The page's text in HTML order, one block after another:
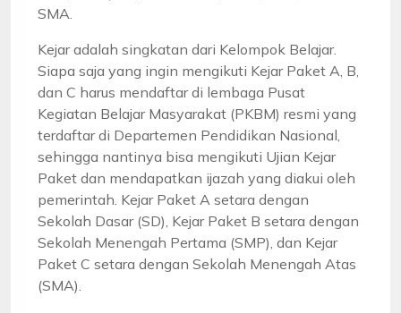
SMA.
Kejar adalah singkatan dari Kelompok Belajar.
Siapa saja yang ingin mengikuti Kejar Paket A, B,
dan C harus mendaftar di lembaga Pusat
Kegiatan Belajar Masyarakat (PKBM) resmi yang
terdaftar di Departemen Pendidikan Nasional,
sehingga nantinya bisa mengikuti Ujian Kejar
Paket dan mendapatkan ijazah yang diakui oleh
pemerintah. Kejar Paket A setara dengan
Sekolah Dasar (SD), Kejar Paket B setara dengan
Sekolah Menengah Pertama (SMP), dan Kejar
Paket C setara dengan Sekolah Menengah Atas
(SMA).